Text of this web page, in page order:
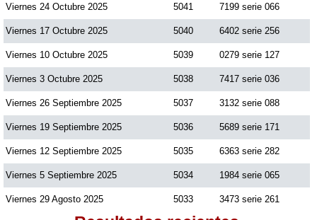
Viernes 24 Octubre 2025 5041 7199 serie 066
Viernes 17 Octubre 2025 5040 6402 serie 256
Viernes 10 Octubre 2025 5039 0279 serie 127
Viernes 3 Octubre 2025 5038 7417 serie 036
Viernes 26 Septiembre 2025 5037 3132 serie 088
Viernes 19 Septiembre 2025 5036 5689 serie 171
Viernes 12 Septiembre 2025 5035 6363 serie 282
Viernes 5 Septiembre 2025 5034 1984 serie 065
Viernes 29 Agosto 2025 5033 3473 serie 261